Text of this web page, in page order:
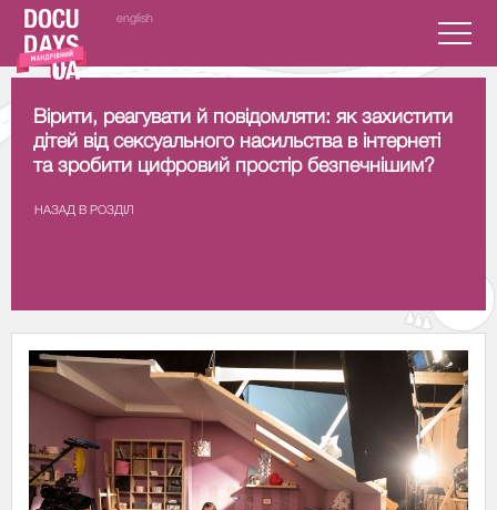
english
Вірити, реагувати й повідомляти: як захистити
дітей від сексуального насильства в інтернеті
та зробити цифровий простір безпечнішим?
НАЗАД В РОЗДIЛ